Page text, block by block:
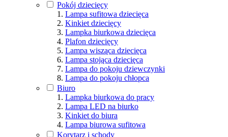
Pokój dziecięcy
Lampa sufitowa dziecięca
Kinkiet dziecięcy
Lampka biurkowa dziecięca
Plafon dziecięcy
Lampa wisząca dziecięca
Lampa stojąca dziecięca
Lampa do pokoju dziewczynki
Lampa do pokoju chłopca
Biuro
Lampka biurkowa do pracy
Lampa LED na biurko
Kinkiet do biura
Lampa biurowa sufitowa
Korytarz i schody